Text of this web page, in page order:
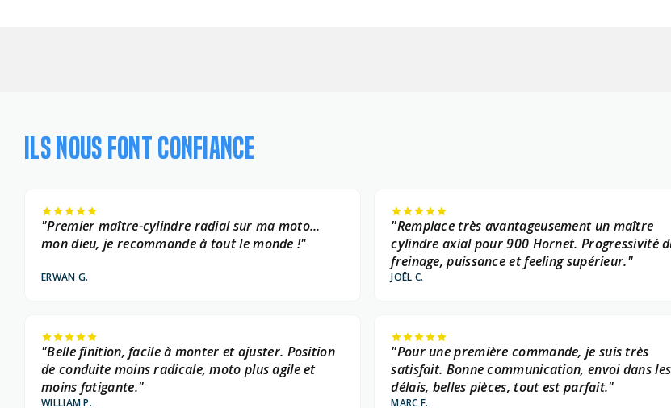
ILS NOUS FONT CONFIANCE
"Premier maître-cylindre radial sur ma moto...
mon dieu, je recommande à tout le monde !"
ERWAN G.
"Remplace très avantageusement un maître
cylindre axial pour 900 Hornet. Progressivité
freinage, puissance et feeling supérieur."
JOËL C.
"Belle finition, facile à monter et ajuster. Position
de conduite moins radicale, moto plus agile et
moins fatigante."
WILLIAM P.
"Pour une première commande, je suis très
satisfait. Bonne communication, envoi dans les
délais, belles pièces, tout est parfait."
MARC F.